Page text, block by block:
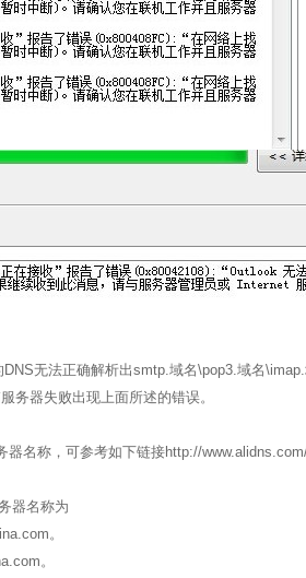
无法正确解析出smtp.域名\pop3.域名
务器失败出现上面所述的错误。
名称，可参考如下链接http://
器名称为
。
。